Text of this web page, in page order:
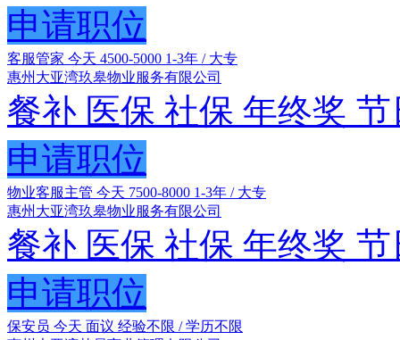
申请职位
客服管家 今天 4500-5000 1-3年 / 大专
惠州大亚湾玖皋物业服务有限公司
餐补 医保 社保 年终奖 节
申请职位
物业客服主管 今天 7500-8000 1-3年 / 大专
惠州大亚湾玖皋物业服务有限公司
餐补 医保 社保 年终奖 节
申请职位
保安员 今天 面议 经验不限 / 学历不限